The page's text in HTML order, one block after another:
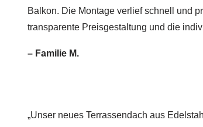
Balkon. Die Montage verlief schnell und
transparente Preisgestaltung und die
– Familie M.
„Unser neues Terrassendach aus